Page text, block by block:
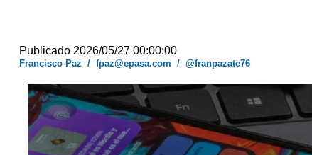
Publicado 2026/05/27 00:00:00
Francisco Paz /fpaz@epasa.com /@franpazate76